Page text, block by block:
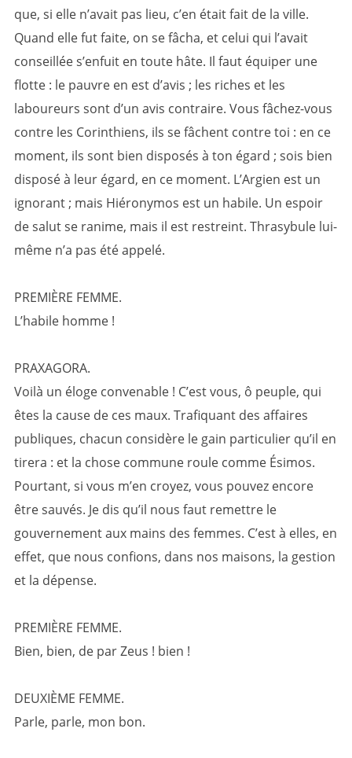
que, si elle n’avait pas lieu, c’en était fait de la ville.
Quand elle fut faite, on se fâcha, et celui qui l’avait
conseillée s’enfuit en toute hâte. Il faut équiper une
flotte : le pauvre en est d’avis ; les riches et les
laboureurs sont d’un avis contraire. Vous fâchez-vous
contre les Corinthiens, ils se fâchent contre toi : en ce
moment, ils sont bien disposés à ton égard ; sois bien
disposé à leur égard, en ce moment. L’Argien est un
ignorant ; mais Hiéronymos est un habile. Un espoir
de salut se ranime, mais il est restreint. Thrasybule lui-
même n’a pas été appelé.
PREMIÈRE FEMME.
L’habile homme !
PRAXAGORA.
Voilà un éloge convenable ! C’est vous, ô peuple, qui
êtes la cause de ces maux. Trafiquant des affaires
publiques, chacun considère le gain particulier qu’il en
tirera : et la chose commune roule comme Ésimos.
Pourtant, si vous m’en croyez, vous pouvez encore
être sauvés. Je dis qu’il nous faut remettre le
gouvernement aux mains des femmes. C’est à elles, en
effet, que nous confions, dans nos maisons, la gestion
et la dépense.
PREMIÈRE FEMME.
Bien, bien, de par Zeus ! bien !
DEUXIÈME FEMME.
Parle, parle, mon bon.